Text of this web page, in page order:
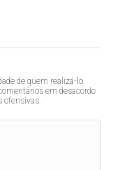
de quem realizá-lo.
em desacordo
ofensivas.